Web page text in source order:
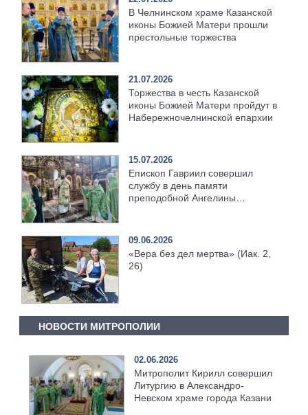
В Челнинском храме Казанской
иконы Божией Матери прошли
престольные торжества
21.07.2026
Торжества в честь Казанской
иконы Божией Матери пройдут в
Набережночелнинской епархии
15.07.2026
Епископ Гавриил совершил
службу в день памяти
преподобной Ангелины
09.06.2026
«Вера без дел мертва» (Иак. 2,
26)
НОВОСТИ МИТРОПОЛИИ
02.06.2026
Митрополит Кирилл совершил
Литургию в Александро-
Невском храме города Казани